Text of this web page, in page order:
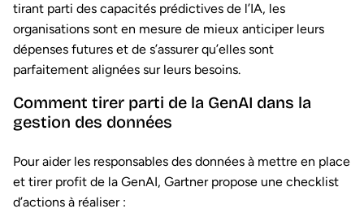
tirant parti des capacités prédictives de l’IA, les
organisations sont en mesure de mieux anticiper leurs
dépenses futures et de s’assurer qu’elles sont
parfaitement alignées sur leurs besoins.
Comment tirer parti de la GenAI dans la
gestion des données
Pour aider les responsables des données à mettre en place
et tirer profit de la GenAI, Gartner propose une checklist
d’actions à réaliser :